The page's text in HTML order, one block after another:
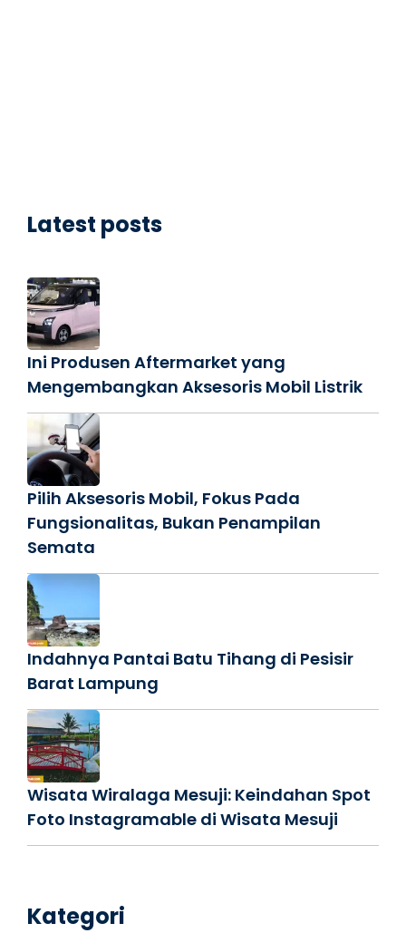
Latest posts
Ini Produsen Aftermarket yang
Mengembangkan Aksesoris Mobil Listrik
Pilih Aksesoris Mobil, Fokus Pada
Fungsionalitas, Bukan Penampilan
Semata
Indahnya Pantai Batu Tihang di Pesisir
Barat Lampung
Wisata Wiralaga Mesuji: Keindahan Spot
Foto Instagramable di Wisata Mesuji
Kategori